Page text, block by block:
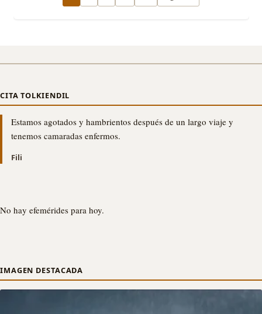
CITA TOLKIENDIL
Estamos agotados y hambrientos después de un largo viaje y
tenemos camaradas enfermos.
Fili
No hay efemérides para hoy.
IMAGEN DESTACADA